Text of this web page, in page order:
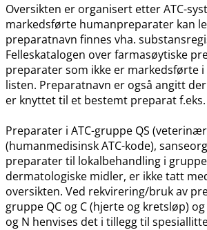
Oversikten er organisert etter ATC-
markedsførte humanpreparater kan
preparatnavn finnes vha.
Felleskatalogen over farmasøytiske
preparater som ikke er markedsførte
listen. Preparatnavn er også angitt
er knyttet til et bestemt preparat
Preparater i ATC-gruppe QS (veterinær
(humanmedisinsk ATC-kode),
preparater til lokalbehandling i gruppe
dermatologiske midler, er ikke tatt
oversikten. Ved rekvirering​/​bruk av
gruppe QC og C (hjerte og kretsløp)
og N henvises det i tillegg til